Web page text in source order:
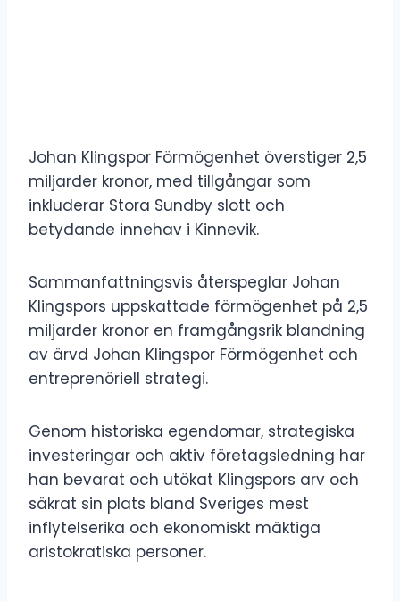
Johan Klingspor Förmögenhet överstiger 2,5
miljarder kronor, med tillgångar som
inkluderar Stora Sundby slott och
betydande innehav i Kinnevik.
Sammanfattningsvis återspeglar Johan
Klingspors uppskattade förmögenhet på 2,5
miljarder kronor en framgångsrik blandning
av ärvd Johan Klingspor Förmögenhet och
entreprenöriell strategi.
Genom historiska egendomar, strategiska
investeringar och aktiv företagsledning har
han bevarat och utökat Klingspors arv och
säkrat sin plats bland Sveriges mest
inflytelserika och ekonomiskt mäktiga
aristokratiska personer.